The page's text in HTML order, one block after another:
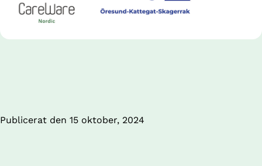
Publicerat den 15 oktober, 2024